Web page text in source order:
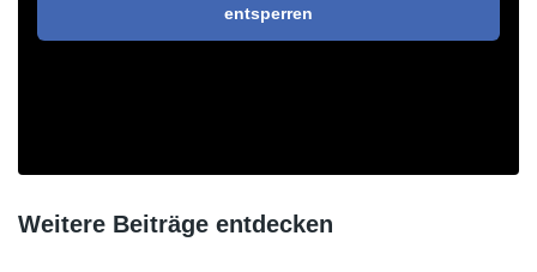
entsperren
Weitere Beiträge entdecken